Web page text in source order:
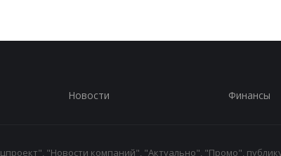
Новости Финансы
"Новости компаний", "Актуально", "Промо",